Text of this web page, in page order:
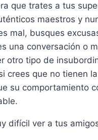
que trates a tus
maestros y
mal, busques
una conversación o
otro tipo de
crees que no tienen
su comportamiento
difícil ver a tus